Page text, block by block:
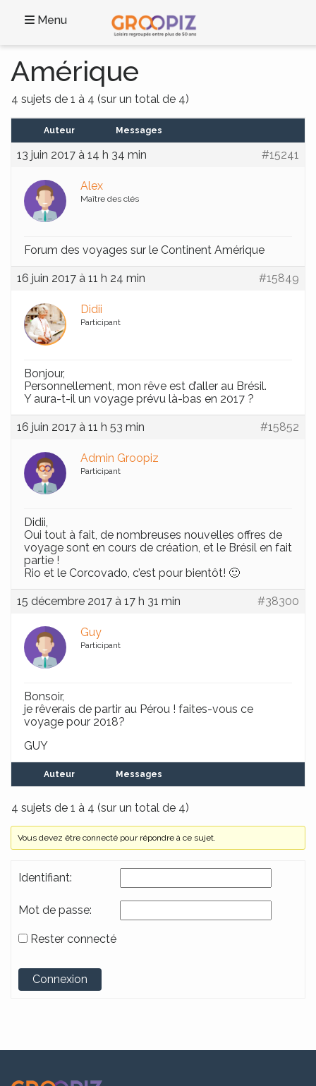
Menu
Amérique
4 sujets de 1 à 4 (sur un total de 4)
Auteur Messages
13 juin 2017 à 14 h 34 min #15241
Alex
Maître des clés
Forum des voyages sur le Continent Amérique
16 juin 2017 à 11 h 24 min #15849
Didii
Participant
Bonjour,
Personnellement, mon rêve est d’aller au Brésil.
Y aura-t-il un voyage prévu là-bas en 2017 ?
16 juin 2017 à 11 h 53 min #15852
Admin Groopiz
Participant
Didii,
Oui tout à fait, de nombreuses nouvelles offres de
voyage sont en cours de création, et le Brésil en fait
partie !
Rio et le Corcovado, c’est pour bientôt! 🙂
15 décembre 2017 à 17 h 31 min #38300
Guy
Participant
Bonsoir,
je rêverais de partir au Pérou ! faites-vous ce
voyage pour 2018?
GUY
Auteur Messages
4 sujets de 1 à 4 (sur un total de 4)
Vous devez être connecté pour répondre à ce sujet.
Identifiant:
Mot de passe:
Rester connecté
Alternative:
Connexion